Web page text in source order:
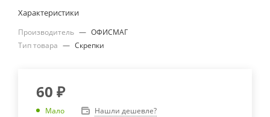
Характеристики
Производитель — ОФИСМАГ
Тип товара — Скрепки
60 ₽
Мало Нашли дешевле?